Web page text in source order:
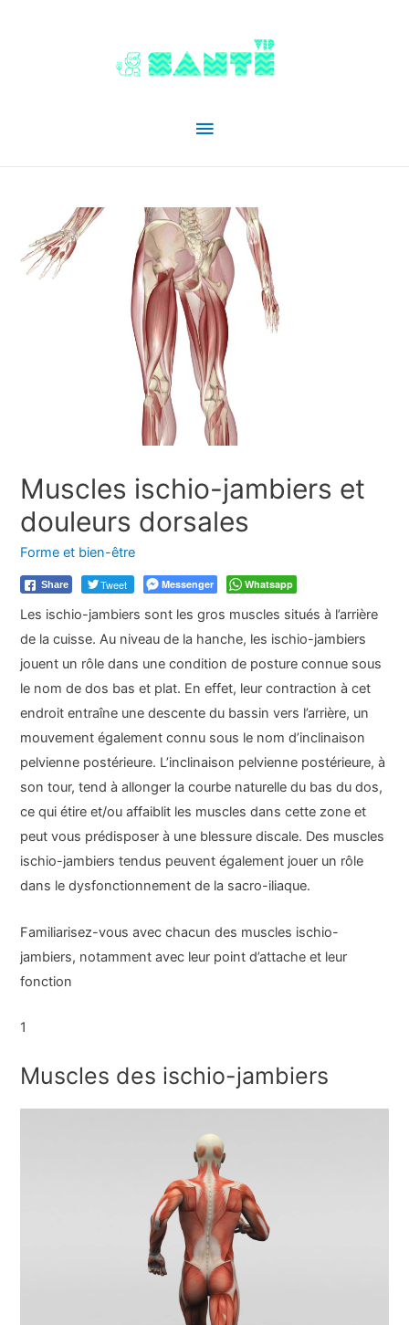
Menu
Muscles ischio-jambiers et
douleurs dorsales
Forme et bien-être
Share Tweet Messenger Whatsapp
Les ischio-jambiers sont les gros muscles situés à l’arrière
de la cuisse. Au niveau de la hanche, les ischio-jambiers
jouent un rôle dans une condition de posture connue sous
le nom de dos bas et plat. En effet, leur contraction à cet
endroit entraîne une descente du bassin vers l’arrière, un
mouvement également connu sous le nom d’inclinaison
pelvienne postérieure. L’inclinaison pelvienne postérieure, à
son tour, tend à allonger la courbe naturelle du bas du dos,
ce qui étire et/ou affaiblit les muscles dans cette zone et
peut vous prédisposer à une blessure discale. Des muscles
ischio-jambiers tendus peuvent également jouer un rôle
dans le dysfonctionnement de la sacro-iliaque.
Familiarisez-vous avec chacun des muscles ischio-
jambiers, notamment avec leur point d’attache et leur
fonction
1
Muscles des ischio-jambiers